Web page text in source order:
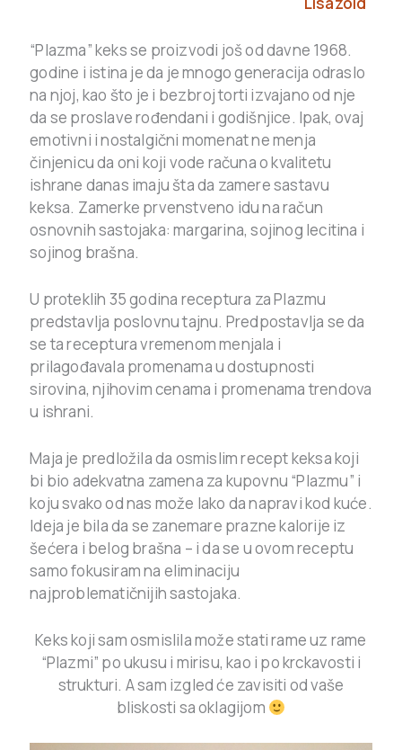
“Plazma” keks se proizvodi još od davne 1968.
godine i istina je da je mnogo generacija odraslo
na njoj, kao što je i bezbroj torti izvajano od nje
da se proslave rođendani i godišnjice. Ipak, ovaj
emotivni i nostalgični momenat ne menja
činjenicu da oni koji vode računa o kvalitetu
ishrane danas imaju šta da zamere sastavu
keksa. Zamerke prvenstveno idu na račun
osnovnih sastojaka: margarina, sojinog lecitina i
sojinog brašna.
U proteklih 35 godina receptura za Plazmu
predstavlja poslovnu tajnu. Predpostavlja se da
se ta receptura vremenom menjala i
prilagođavala promenama u dostupnosti
sirovina, njihovim cenama i promenama trendova
u ishrani.
Maja je predložila da osmislim recept keksa koji
bi bio adekvatna zamena za kupovnu “Plazmu” i
koju svako od nas može lako da napravi kod kuće.
Ideja je bila da se zanemare prazne kalorije iz
šećera i belog brašna – i da se u ovom receptu
samo fokusiram na eliminaciju
najproblematičnijih sastojaka.
Keks koji sam osmislila može stati rame uz rame
“Plazmi” po ukusu i mirisu, kao i po krckavosti i
strukturi. A sam izgled će zavisiti od vaše
bliskosti sa oklagijom